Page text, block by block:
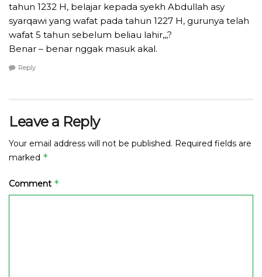
tahun 1232 H, belajar kepada syekh Abdullah asy
syarqawi yang wafat pada tahun 1227 H, gurunya telah
wafat 5 tahun sebelum beliau lahir,,,?
Benar – benar nggak masuk akal.
Reply
Leave a Reply
Your email address will not be published. Required fields are
marked *
Comment *